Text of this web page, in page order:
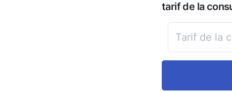
tarif de la